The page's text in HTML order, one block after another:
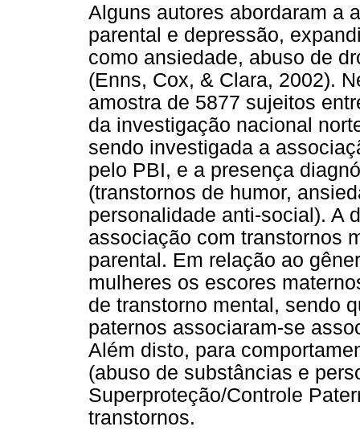
Alguns autores abordaram a
parental e depressão,
como ansiedade, abuso de
(Enns, Cox, & Clara, 2002).
amostra de 5877 sujeitos
da investigação nacional
sendo investigada a
pelo PBI, e a presença
(transtornos de humor,
personalidade anti-social). A
associação com transtornos
parental. Em relação ao
mulheres os escores
de transtorno mental, sendo
paternos associaram-se
Além disto, para
(abuso de substâncias e
Superproteção/Controle
transtornos.